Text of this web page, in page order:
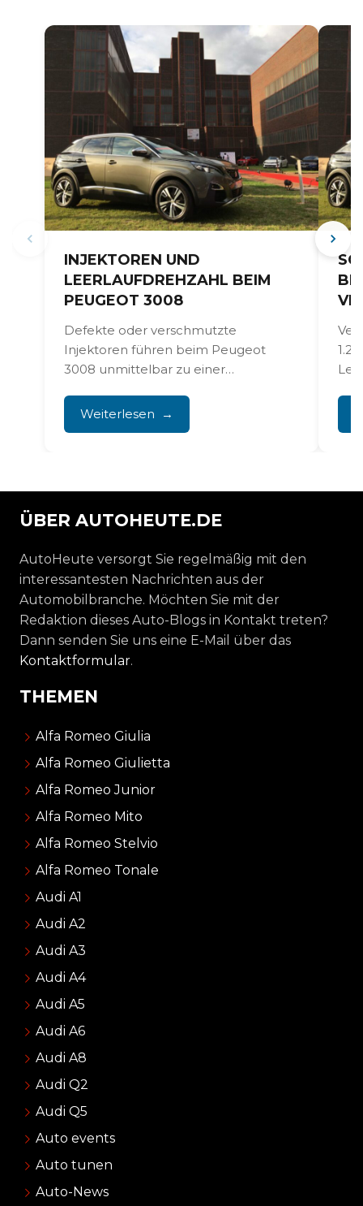
INJEKTOREN UND
LEERLAUFDREHZAHL BEIM
PEUGEOT 3008
Defekte oder verschmutzte
Injektoren führen beim Peugeot
3008 unmittelbar zu einer
Motorruckeln und im schlimmsten
Fall zu...
Weiterlesen
ÜBER AUTOHEUTE.DE
AutoHeute versorgt Sie regelmäßig mit den
interessantesten Nachrichten aus der
Automobilbranche. Möchten Sie mit der
Redaktion dieses Auto-Blogs in Kontakt treten?
Dann senden Sie uns eine E-Mail über das
Kontaktformular.
THEMEN
Alfa Romeo Giulia
Alfa Romeo Giulietta
Alfa Romeo Junior
Alfa Romeo Mito
Alfa Romeo Stelvio
Alfa Romeo Tonale
Audi A1
Audi A2
Audi A3
Audi A4
Audi A5
Audi A6
Audi A8
Audi Q2
Audi Q5
Auto events
Auto tunen
Auto-News